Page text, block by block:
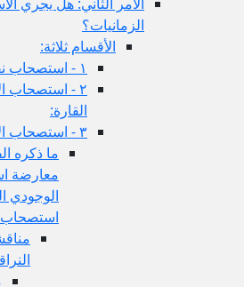
الأمر الثاني: هل يجري
الزمانيات؟
الأقسام ثلاثة:
١ - استصحاب نفس الزمان:
٢ - استصحاب
القارة:
٣ - استصحاب الامور المقيدة بالزمان:
ما ذكره
معارضة
الوجودي